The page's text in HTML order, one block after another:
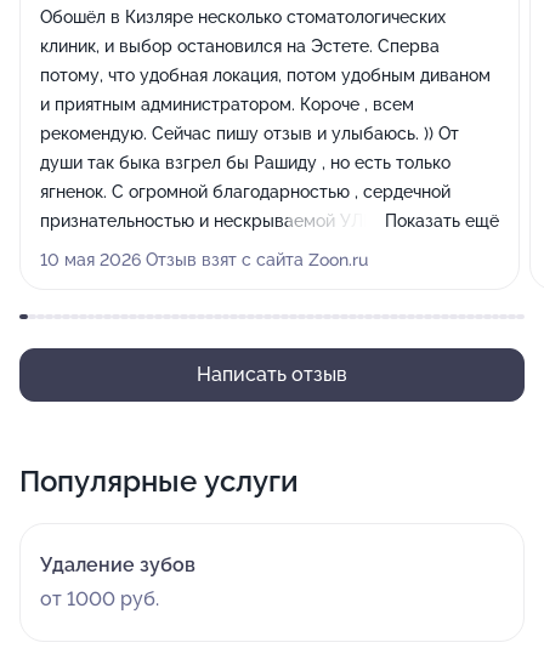
Обошёл в Кизляре несколько стоматологических
клиник, и выбор остановился на Эстете. Сперва
потому, что удобная локация, потом удобным диваном
и приятным администратором. Короче , всем
рекомендую. Сейчас пишу отзыв и улыбаюсь. )) От
души так быка взгрел бы Рашиду , но есть только
ягненок. С огромной благодарностью , сердечной
признательностью и нескрываемой УЛЫБКОЙ
благодарный клиент!
Показать ещё
10 мая 2026 Отзыв взят с сайта Zoon.ru
Написать отзыв
Популярные услуги
Удаление зубов
от 1000 руб.